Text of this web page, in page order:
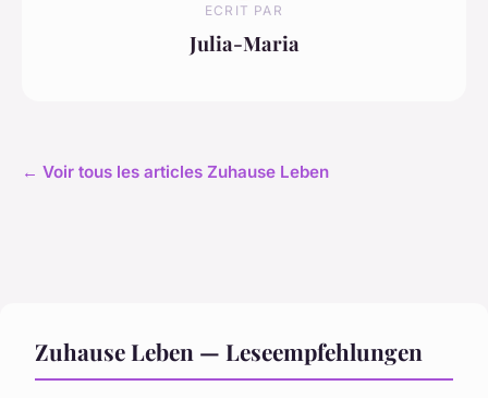
ECRIT PAR
Julia-Maria
← Voir tous les articles Zuhause Leben
Zuhause Leben — Leseempfehlungen